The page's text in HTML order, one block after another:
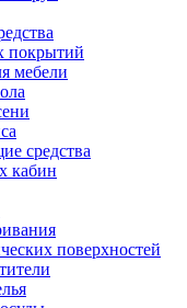
покрытий
мебели
средства
кабин
поверхностей